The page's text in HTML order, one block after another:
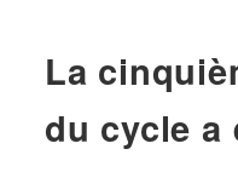
La
du cycle a